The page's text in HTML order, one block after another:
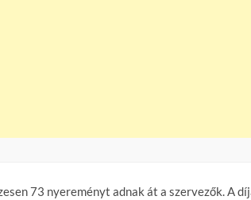
73 nyereményt adnak át a szervezők. A